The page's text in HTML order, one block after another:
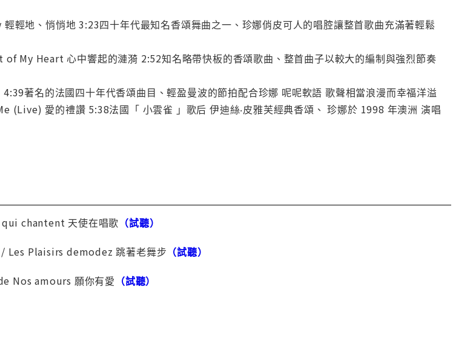
地、悄悄地 3:23四十年代最知名香頌舞曲之一、珍娜俏皮可人的唱腔讓整首歌曲充滿著輕鬆
My Heart 心中響起的漣漪 2:52知名略帶快板的香頌歌曲、整首曲子以較大的編制與強烈節奏
著名的法國四十年代香頌曲目、輕盈曼波的節拍配合珍娜 呢呢軟語 歌聲相當浪漫而幸福洋溢
愛的禮讚 5:38法國「 小雲雀 」歌后 伊迪絲‧皮雅芙經典香頌、 珍娜於 1998 年澳洲 演唱
chantent 天使在唱歌 （試聽）
Les Plaisirs demodez 跳著老舞步 （試聽）
Nos amours 願你有愛 （試聽）